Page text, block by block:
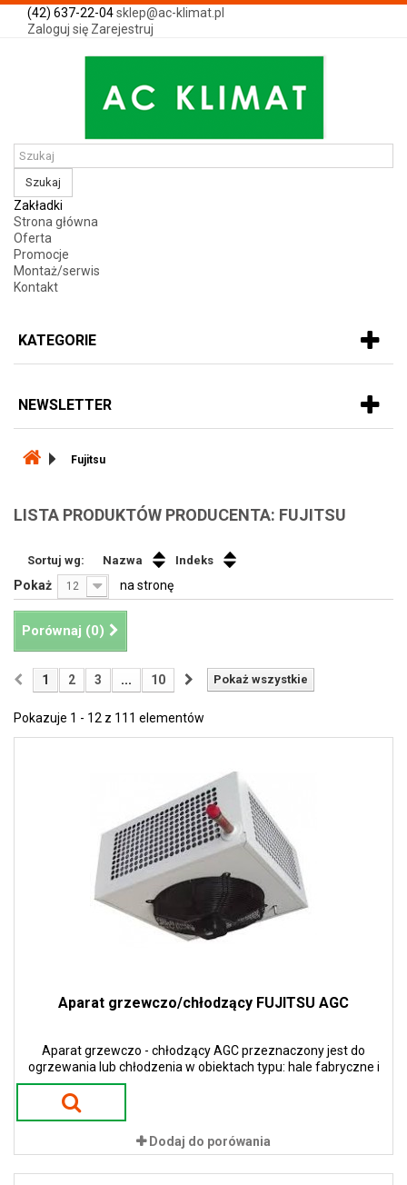
(42) 637-22-04sklep@ac-klimat.pl
Zaloguj się Zarejestruj
Szukaj
Zakładki
Strona główna
Oferta
Promocje
Montaż/serwis
Kontakt
KATEGORIE
NEWSLETTER
Fujitsu
LISTA PRODUKTÓW PRODUCENTA: FUJITSU
Sortuj wg: Nazwa Indeks
Pokaż 12 na stronę
Porównaj (0)
Pokaż wszystkie
1 2 3 ... 10
Pokazuje 1 - 12 z 111 elementów
Aparat grzewczo/chłodzący FUJITSU AGC
Aparat grzewczo - chłodzący AGC przeznaczony jest do
ogrzewania lub chłodzenia w obiektach typu: hale fabryczne i
handlowe, magazyny, salony samochodowe, bramy wjazdowe
Dodaj do porówania